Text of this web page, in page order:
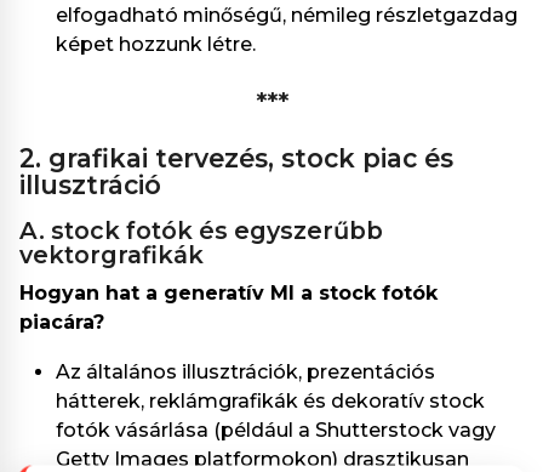
elfogadható minőségű, némileg részletgazdag
képet hozzunk létre.
***
2. grafikai tervezés, stock piac és
illusztráció
a. stock fotók és egyszerűbb
vektorgrafikák
Hogyan hat a generatív MI a stock fotók
piacára?
Az általános illusztrációk, prezentációs
hátterek, reklámgrafikák és dekoratív stock
fotók vásárlása (például a Shutterstock vagy
Getty Images platformokon) drasztikusan